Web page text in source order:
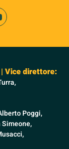
| Vice direttore:
Poggi,
Simeone,